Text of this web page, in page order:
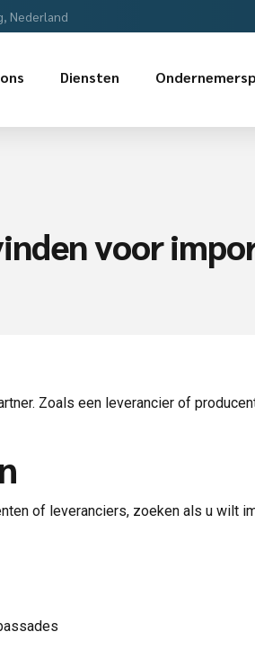
Nederland
Diensten
voor
Zoals een leverancier of
of leveranciers, zoeken als u wilt